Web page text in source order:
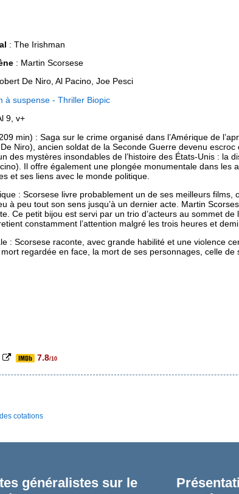
: The Irishman
: Martin Scorsese
De Niro, Al Pacino, Joe Pesci
à suspense - Thriller Biopic
9, v+
min) : Saga sur le crime organisé dans l’Amérique de
Niro), ancien soldat de la Seconde Guerre devenu
des mystères insondables de l’histoire des États-Unis : la
Il offre également une plongée monumentale dans les
et ses liens avec le monde politique.
: Scorsese livre probablement un de ses meilleurs
à peu tout son sens jusqu’à un dernier acte. Martin
Ce petit bijou est servi par un trio d’acteurs au sommet
constamment l’attention malgré les trois heures et
: Scorsese raconte, avec grande habilité et une violence
regardée en face, la mort de ses personnages, celle de
7.8/10
cotations
généralistes sur le